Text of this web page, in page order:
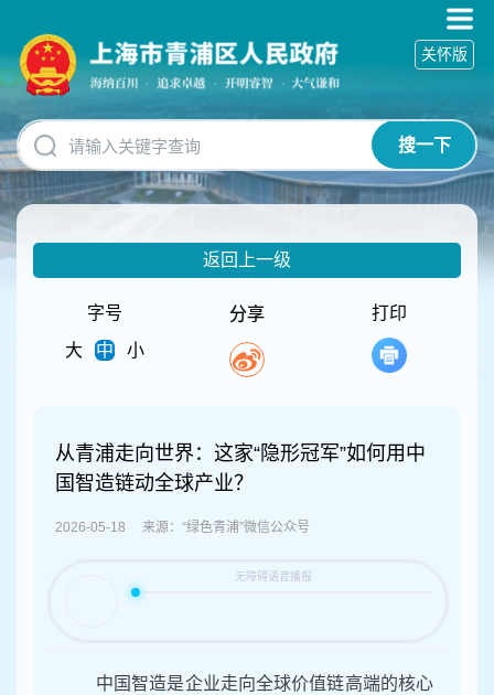
碍
操
明
跳
转
到
网
搜一下
关怀版
返回上一级
字号
大
中 小
分享 打印
从青浦走向世界：这家“隐形冠军”如何用中
国智造链动全球产业？
2026-05-18 来源：“绿色青浦”微信公众号
中国智造是企业走向全球价值链高端的核心